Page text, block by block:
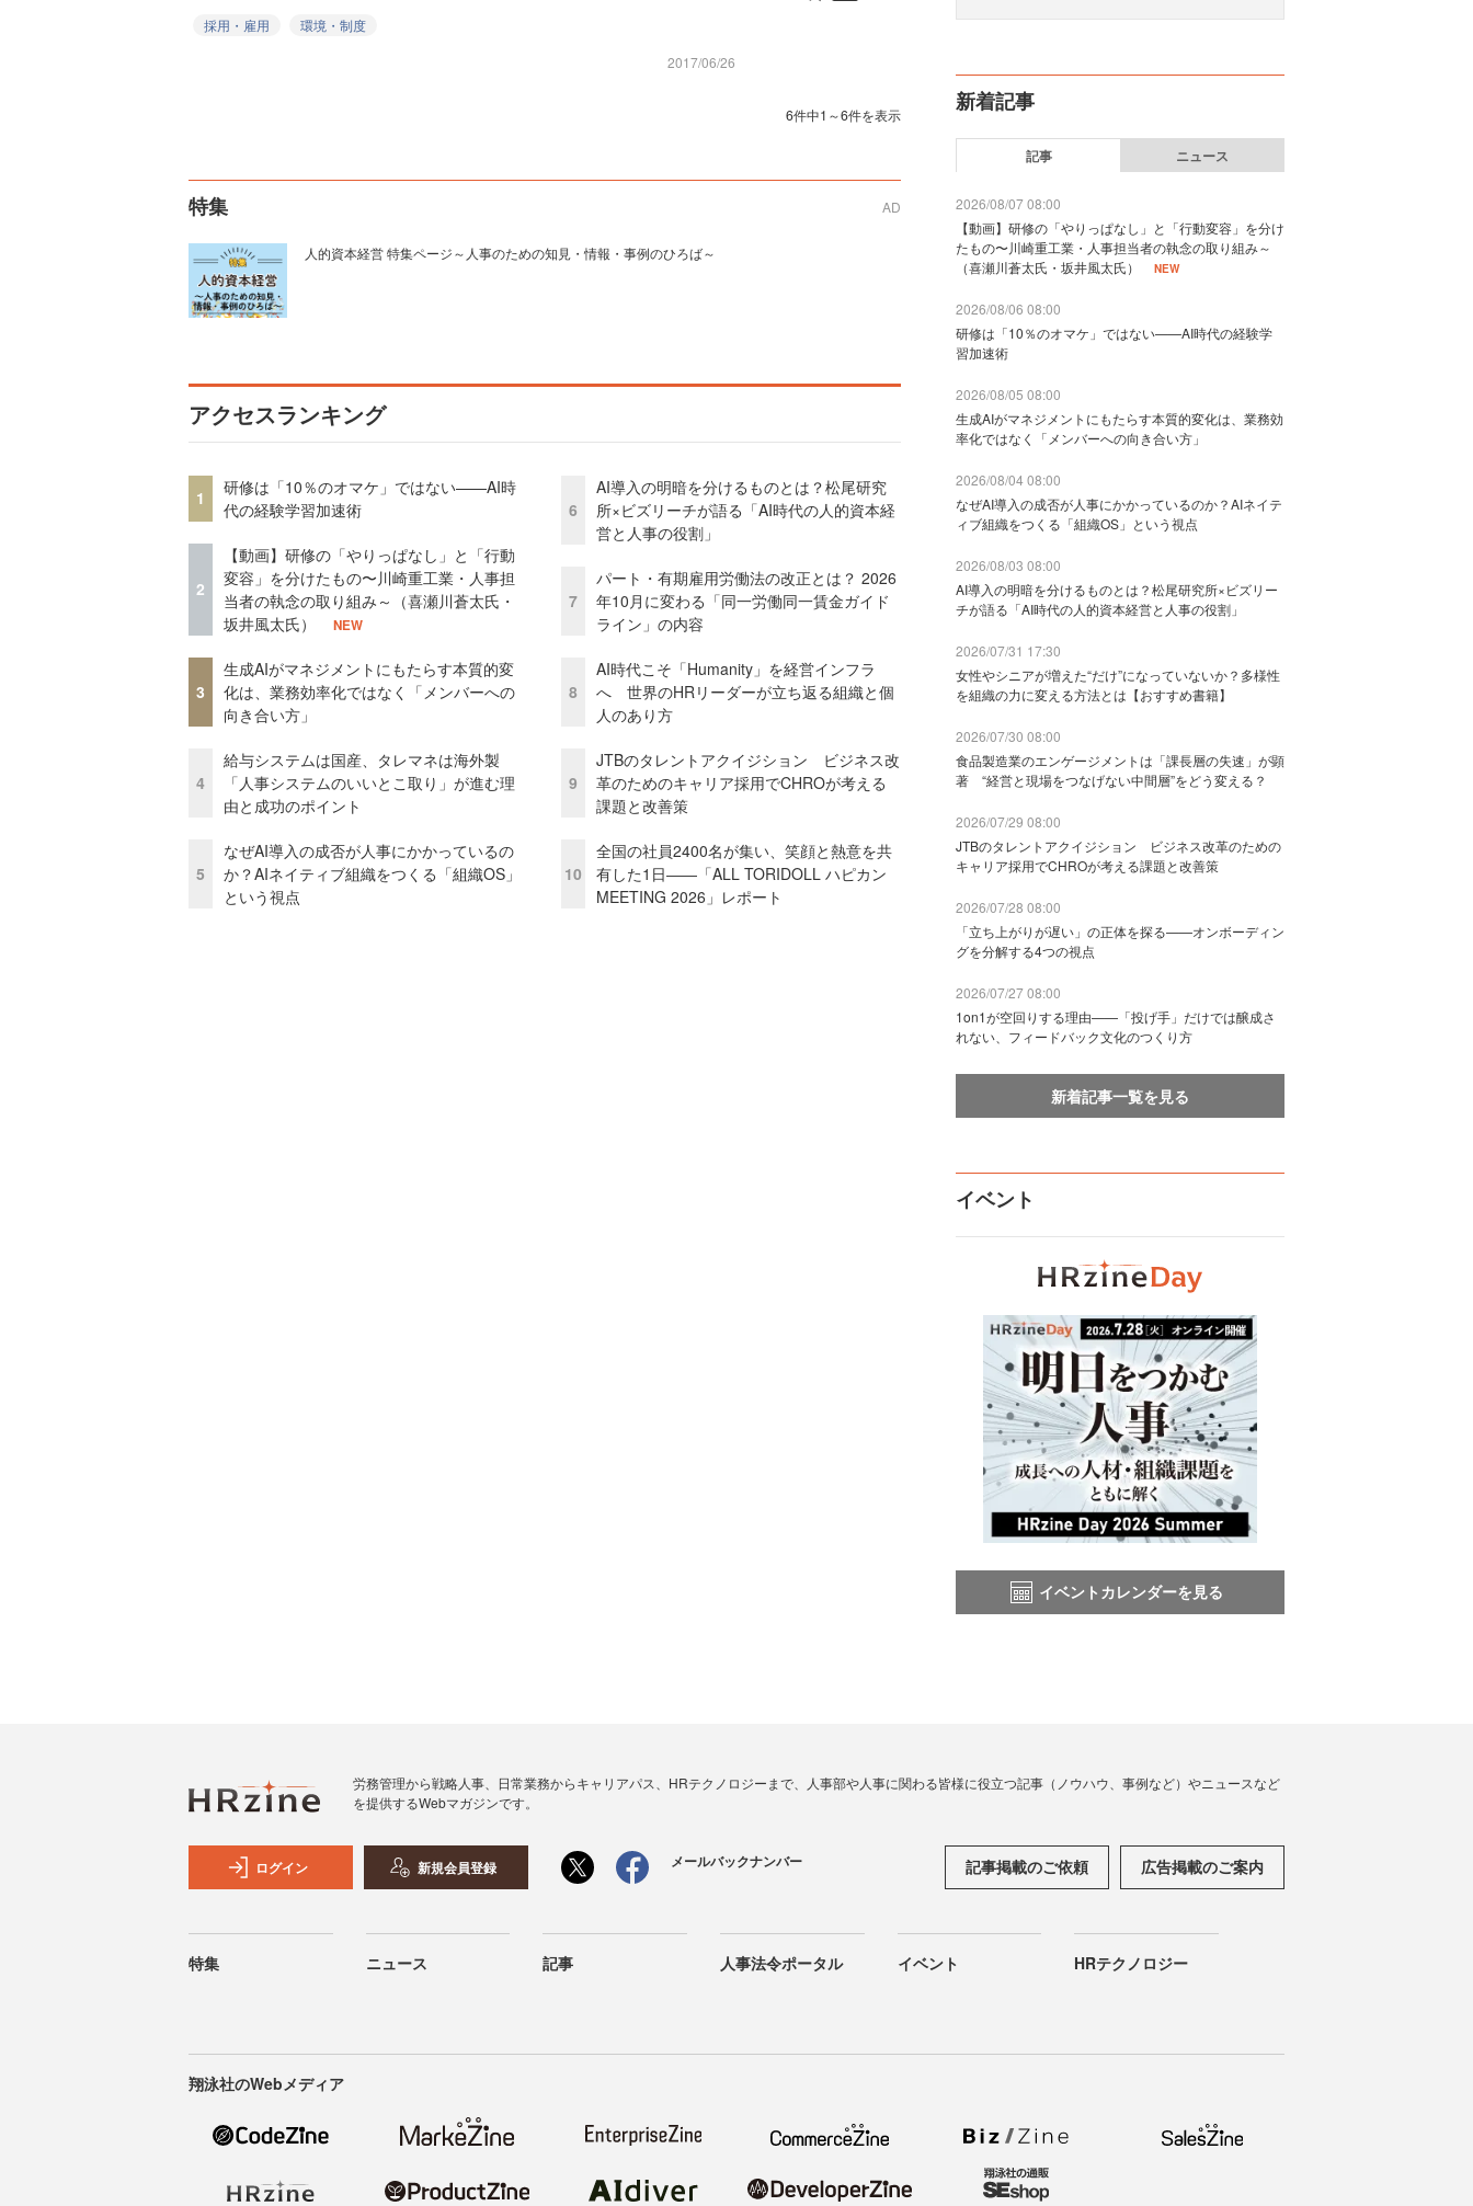
採用・雇用
環境・制度
2017/06/26
6件中1～6件を表示
特集 AD
人的資本経営 特集ページ～人事のための知見・情報・事例のひろば～
アクセスランキング
1
研修は「10％のオマケ」ではない——AI時
代の経験学習加速術
2
【動画】研修の「やりっぱなし」と「行動
変容」を分けたもの〜川崎重工業・人事担
当者の執念の取り組み～（喜瀬川蒼太氏・
坂井風太氏）
NEW
3
生成AIがマネジメントにもたらす本質的変
化は、業務効率化ではなく「メンバーへの
向き合い方」
4
給与システムは国産、タレマネは海外製
「人事システムのいいとこ取り」が進む理
由と成功のポイント
5
なぜAI導入の成否が人事にかかっているの
か？AIネイティブ組織をつくる「組織OS」
という視点
6
AI導入の明暗を分けるものとは？松尾研究
所×ビズリーチが語る「AI時代の人的資本経
営と人事の役割」
7
パート・有期雇用労働法の改正とは？ 2026
年10月に変わる「同一労働同一賃金ガイド
ライン」の内容
8
AI時代こそ「Humanity」を経営インフラ
へ 世界のHRリーダーが立ち返る組織と個
人のあり方
9
JTBのタレントアクイジション ビジネス改
革のためのキャリア採用でCHROが考える
課題と改善策
10
全国の社員2400名が集い、笑顔と熱意を共
有した1日――「ALL TORIDOLL ハピカン
MEETING 2026」レポート
新着記事
記事 ニュース
2026/08/07 08:00
【動画】研修の「やりっぱなし」と「行動変容」を分け
たもの〜川崎重工業・人事担当者の執念の取り組み～
（喜瀬川蒼太氏・坂井風太氏）
NEW
2026/08/06 08:00
研修は「10％のオマケ」ではない——AI時代の経験学
習加速術
2026/08/05 08:00
生成AIがマネジメントにもたらす本質的変化は、業務効
率化ではなく「メンバーへの向き合い方」
2026/08/04 08:00
なぜAI導入の成否が人事にかかっているのか？AIネイテ
ィブ組織をつくる「組織OS」という視点
2026/08/03 08:00
AI導入の明暗を分けるものとは？松尾研究所×ビズリー
チが語る「AI時代の人的資本経営と人事の役割」
2026/07/31 17:30
女性やシニアが増えた“だけ”になっていないか？多様性
を組織の力に変える方法とは【おすすめ書籍】
2026/07/30 08:00
食品製造業のエンゲージメントは「課長層の失速」が顕
著 “経営と現場をつなげない中間層”をどう変える？
2026/07/29 08:00
JTBのタレントアクイジション ビジネス改革のための
キャリア採用でCHROが考える課題と改善策
2026/07/28 08:00
「立ち上がりが遅い」の正体を探る——オンボーディン
グを分解する4つの視点
2026/07/27 08:00
1on1が空回りする理由——「投げ手」だけでは醸成さ
れない、フィードバック文化のつくり方
新着記事一覧を見る
イベント
イベントカレンダーを見る
労務管理から戦略人事、日常業務からキャリアパス、HRテクノロジーまで、人事部や人事に関わる皆様に役立つ記事（ノウハウ、事例など）やニュースなど
を提供するWebマガジンです。
ログイン 新規会員登録 メールバックナンバー 記事掲載のご依頼 広告掲載のご案内
特集 ニュース 記事 人事法令ポータル イベント HRテクノロジー
翔泳社のWebメディア